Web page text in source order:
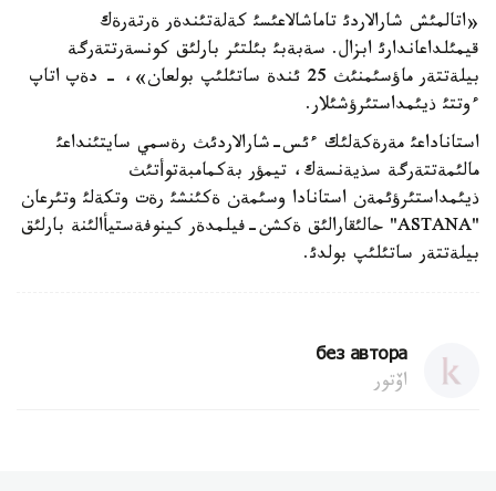
«اتالمئش شارالاردئ تاماشالاعئسئ كةلةتئندةر ةرتةرةك
قيمئلداعاندارئ ابزال. سةبةبئ بئلتئر بارلئق كونسةرتتةرگة
بيلةتتةر ماؤسئمنئث 25 ئندة ساتئلئپ بولعان»، - دةپ اتاپ
ءوتتئ ذيئمداستئرؤشئلار.
استاناداعئ مةرةكةلئك ءئس-شارالاردئث رةسمي سايتئنداعئ
مالئمةتتةرگة سذيةنسةك، تيمؤر بةكمامبةتوأتئث
ذيئمداستئرؤئمةن استانادا وسئمةن ةكئنشئ رةت وتكةلئ وتئرعان
"ASTANA" حالئقارالئق ةكشن-فيلمدةر كينوفةستيأالئنة بارلئق
بيلةتتةر ساتئلئپ بولدئ.
без автора
اۆتور